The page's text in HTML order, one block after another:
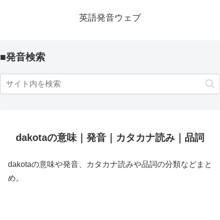
英語発音ウェブ
■発音検索
dakotaの意味｜発音｜カタカナ読み｜品詞
dakotaの意味や発音、カタカナ読みや品詞の分類などまと
め。